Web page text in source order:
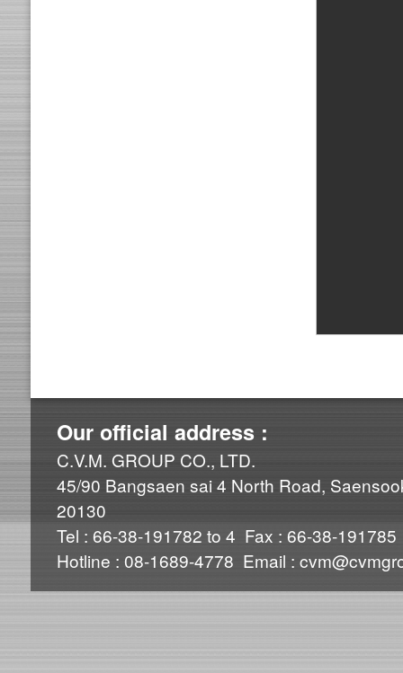
Our official address :
C.V.M. GROUP CO., LTD.
45/90 Bangsaen sai 4 North Road,
20130
Tel : 66-38-191782 to 4 Fax : 66-38-191785
Hotline : 08-1689-4778 Email :